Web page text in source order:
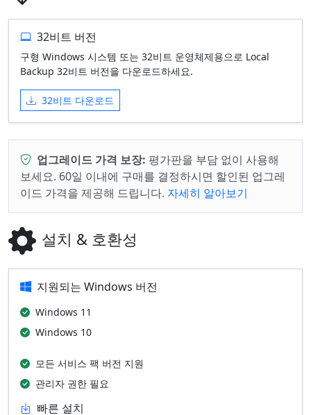
32비트 버전
구형 Windows 시스템 또는 32비트 운영체제용으로 Local
Backup 32비트 버전을 다운로드하세요.
32비트 다운로드
업그레이드 가격 보장: 평가판을 부담 없이 사용해
보세요. 60일 이내에 구매를 결정하시면 할인된 업그레
이드 가격을 제공해 드립니다. 자세히 알아보기
설치 & 호환성
지원되는 Windows 버전
Windows 11
Windows 10
모든 서비스 팩 버전 지원
관리자 권한 필요
빠른 설치